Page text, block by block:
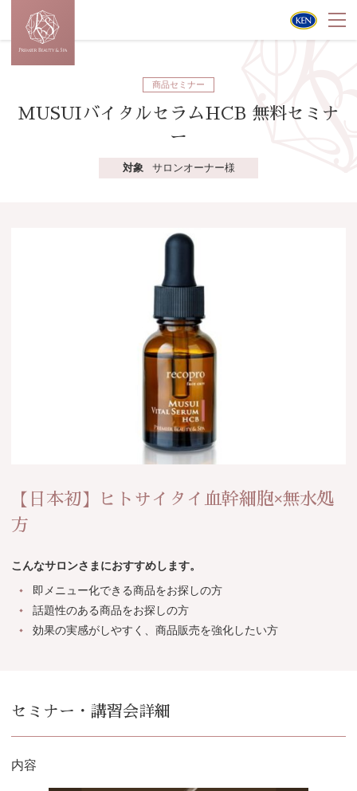
商品セミナー
MUSUIバイタルセラムHCB 無料セミナ
ー
対象 サロンオーナー様
【日本初】ヒトサイタイ血幹細胞×無水処
方
こんなサロンさまにおすすめします。
即メニュー化できる商品をお探しの方
話題性のある商品をお探しの方
効果の実感がしやすく、商品販売を強化したい方
セミナー・講習会詳細
内容